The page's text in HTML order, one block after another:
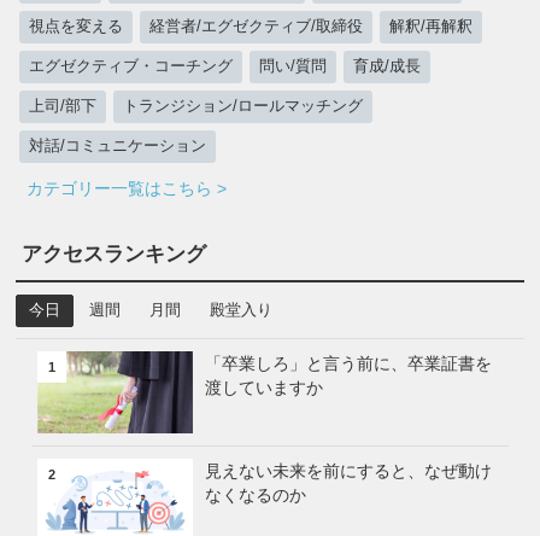
視点を変える 経営者/エグゼクティブ/取締役 解釈/再解釈
エグゼクティブ・コーチング 問い/質問 育成/成長
上司/部下 トランジション/ロールマッチング
対話/コミュニケーション
カテゴリー一覧はこちら >
アクセスランキング
今日 週間 月間 殿堂入り
1
「卒業しろ」と言う前に、卒業証書を
渡していますか
2
見えない未来を前にすると、なぜ動け
なくなるのか